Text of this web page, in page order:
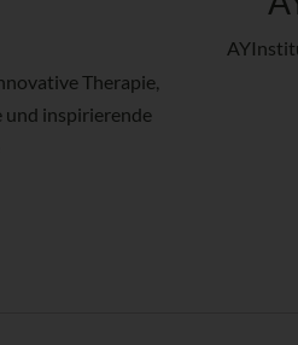
Therapie,
inspirierende